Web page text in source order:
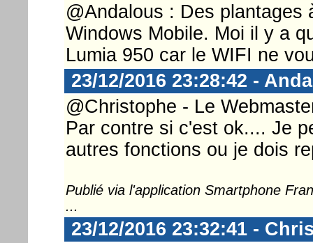
@Andalous : Des
Windows Mobile. Moi il y a
Lumia 950 car le WIFI ne
23/12/2016 23:28:42 -
@Christophe - Le
Par contre si c'est ok.... Je
autres fonctions ou je dois
Publié via l'application Smartphone
...
23/12/2016 23:32:41 -